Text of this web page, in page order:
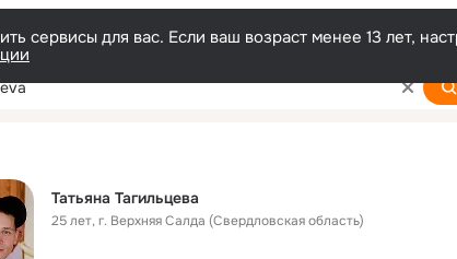
сервисы для вас. Если ваш возраст менее 13 лет,
Татьяна Тагильцева
25 лет,г. Верхняя Салда (Свердловская область)